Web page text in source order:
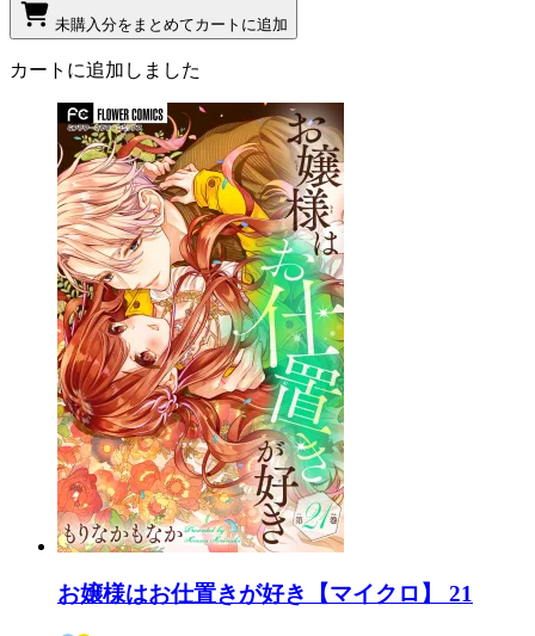
未購入分をまとめてカートに追加
カートに追加しました
お嬢様はお仕置きが好き【マイクロ】 21